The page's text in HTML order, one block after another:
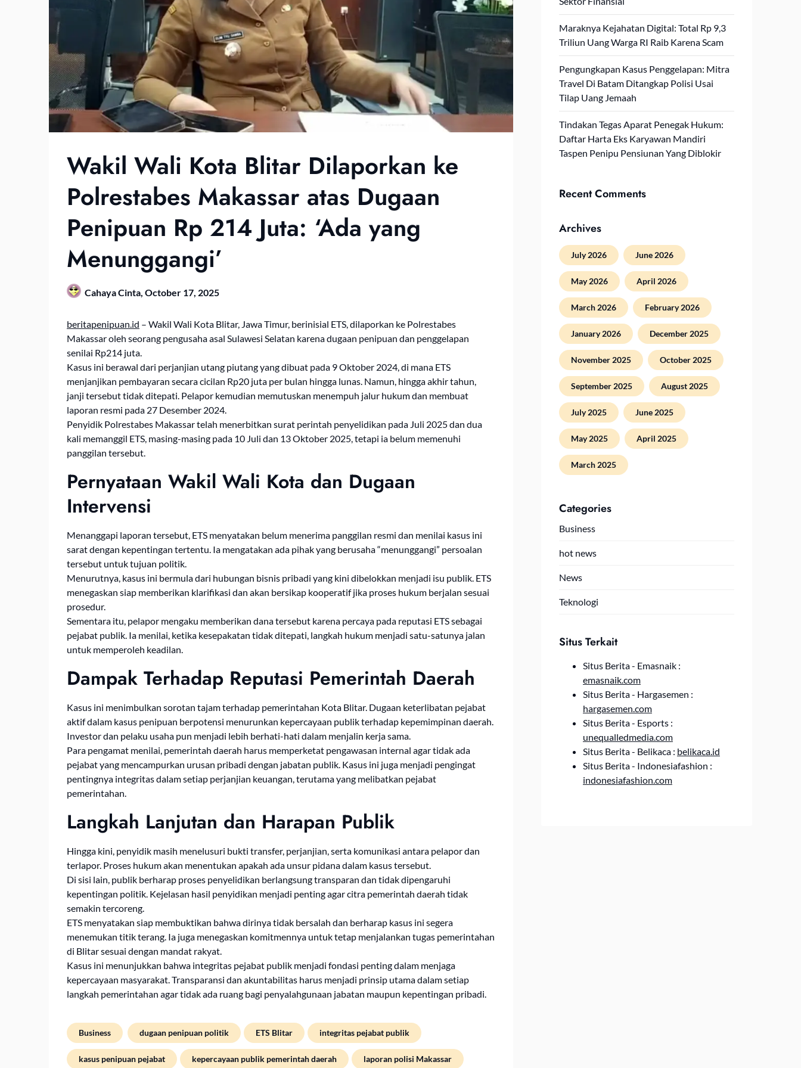
Wakil Wali Kota Blitar Dilaporkan ke
Polrestabes Makassar atas Dugaan
Penipuan Rp 214 Juta: ‘Ada yang
Menunggangi’
Cahaya Cinta, October 17, 2025
beritapenipuan.id – Wakil Wali Kota Blitar, Jawa Timur, berinisial ETS, dilaporkan ke Polrestabes
Makassar oleh seorang pengusaha asal Sulawesi Selatan karena dugaan penipuan dan penggelapan
senilai Rp214 juta.
Kasus ini berawal dari perjanjian utang piutang yang dibuat pada 9 Oktober 2024, di mana ETS
menjanjikan pembayaran secara cicilan Rp20 juta per bulan hingga lunas. Namun, hingga akhir tahun,
janji tersebut tidak ditepati. Pelapor kemudian memutuskan menempuh jalur hukum dan membuat
laporan resmi pada 27 Desember 2024.
Penyidik Polrestabes Makassar telah menerbitkan surat perintah penyelidikan pada Juli 2025 dan dua
kali memanggil ETS, masing-masing pada 10 Juli dan 13 Oktober 2025, tetapi ia belum memenuhi
panggilan tersebut.
Pernyataan Wakil Wali Kota dan Dugaan
Intervensi
Menanggapi laporan tersebut, ETS menyatakan belum menerima panggilan resmi dan menilai kasus ini
sarat dengan kepentingan tertentu. Ia mengatakan ada pihak yang berusaha “menunggangi” persoalan
tersebut untuk tujuan politik.
Menurutnya, kasus ini bermula dari hubungan bisnis pribadi yang kini dibelokkan menjadi isu publik. ETS
menegaskan siap memberikan klarifikasi dan akan bersikap kooperatif jika proses hukum berjalan sesuai
prosedur.
Sementara itu, pelapor mengaku memberikan dana tersebut karena percaya pada reputasi ETS sebagai
pejabat publik. Ia menilai, ketika kesepakatan tidak ditepati, langkah hukum menjadi satu-satunya jalan
untuk memperoleh keadilan.
Dampak Terhadap Reputasi Pemerintah Daerah
Kasus ini menimbulkan sorotan tajam terhadap pemerintahan Kota Blitar. Dugaan keterlibatan pejabat
aktif dalam kasus penipuan berpotensi menurunkan kepercayaan publik terhadap kepemimpinan daerah.
Investor dan pelaku usaha pun menjadi lebih berhati-hati dalam menjalin kerja sama.
Para pengamat menilai, pemerintah daerah harus memperketat pengawasan internal agar tidak ada
pejabat yang mencampurkan urusan pribadi dengan jabatan publik. Kasus ini juga menjadi pengingat
pentingnya integritas dalam setiap perjanjian keuangan, terutama yang melibatkan pejabat
pemerintahan.
Langkah Lanjutan dan Harapan Publik
Hingga kini, penyidik masih menelusuri bukti transfer, perjanjian, serta komunikasi antara pelapor dan
terlapor. Proses hukum akan menentukan apakah ada unsur pidana dalam kasus tersebut.
Di sisi lain, publik berharap proses penyelidikan berlangsung transparan dan tidak dipengaruhi
kepentingan politik. Kejelasan hasil penyidikan menjadi penting agar citra pemerintah daerah tidak
semakin tercoreng.
ETS menyatakan siap membuktikan bahwa dirinya tidak bersalah dan berharap kasus ini segera
menemukan titik terang. Ia juga menegaskan komitmennya untuk tetap menjalankan tugas pemerintahan
di Blitar sesuai dengan mandat rakyat.
Kasus ini menunjukkan bahwa integritas pejabat publik menjadi fondasi penting dalam menjaga
kepercayaan masyarakat. Transparansi dan akuntabilitas harus menjadi prinsip utama dalam setiap
langkah pemerintahan agar tidak ada ruang bagi penyalahgunaan jabatan maupun kepentingan pribadi.
Business dugaan penipuan politik ETS Blitar integritas pejabat publik
kasus penipuan pejabat kepercayaan publik pemerintah daerah laporan polisi Makassar
Maraknya Kejahatan Digital: Total Rp 9,3
Triliun Uang Warga RI Raib Karena Scam
Pengungkapan Kasus Penggelapan: Mitra
Travel Di Batam Ditangkap Polisi Usai
Tilap Uang Jemaah
Tindakan Tegas Aparat Penegak Hukum:
Daftar Harta Eks Karyawan Mandiri
Taspen Penipu Pensiunan Yang Diblokir
Recent Comments
Archives
July 2026 June 2026
May 2026 April 2026
March 2026 February 2026
January 2026 December 2025
November 2025 October 2025
September 2025 August 2025
July 2025 June 2025
May 2025 April 2025
March 2025
Categories
Business
hot news
News
Teknologi
Situs Terkait
Situs Berita - Emasnaik :
emasnaik.com
Situs Berita - Hargasemen :
hargasemen.com
Situs Berita - Esports :
unequalledmedia.com
Situs Berita - Belikaca : belikaca.id
Situs Berita - Indonesiafashion :
indonesiafashion.com